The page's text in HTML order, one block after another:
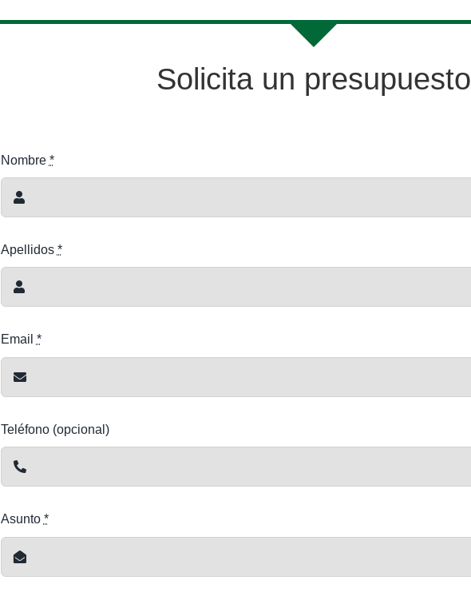
Solicita un presupuesto
Nombre *
Apellidos *
Email *
Teléfono (opcional)
Asunto *